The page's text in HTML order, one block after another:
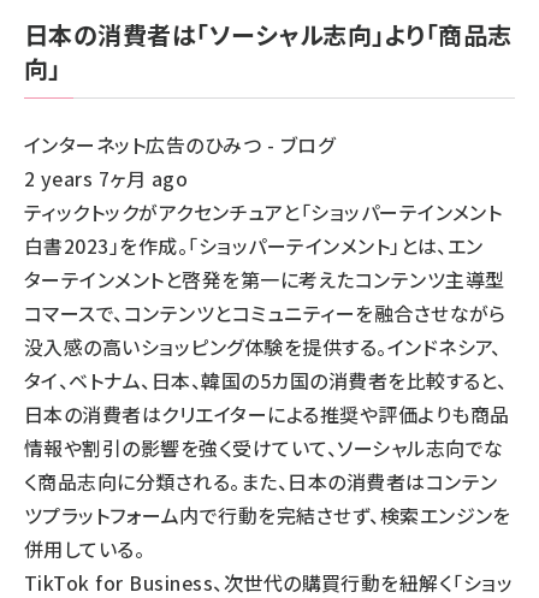
日本の消費者は「ソーシャル志向」より「商品志
向」
インターネット広告のひみつ - ブログ
2 years 7ヶ月 ago
ティックトックがアクセンチュアと「ショッパーテインメント
白書2023」を作成。「ショッパーテインメント」とは、エン
ターテインメントと啓発を第一に考えたコンテンツ主導型
コマースで、コンテンツとコミュニティーを融合させながら
没入感の高いショッピング体験を提供する。インドネシア、
タイ、ベトナム、日本、韓国の5カ国の消費者を比較すると、
日本の消費者はクリエイターによる推奨や評価よりも商品
情報や割引の影響を強く受けていて、ソーシャル志向でな
く商品志向に分類される。また、日本の消費者はコンテン
ツプラットフォーム内で行動を完結させず、検索エンジンを
併用している。
TikTok for Business、次世代の購買行動を紐解く「ショッ